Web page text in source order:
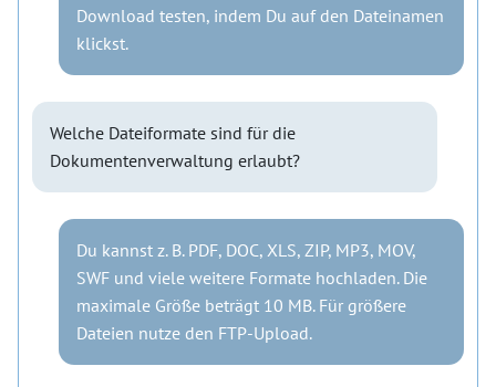
Download testen, indem Du auf den Dateinamen
klickst.
Welche Dateiformate sind für die
Dokumentenverwaltung erlaubt?
Du kannst z. B. PDF, DOC, XLS, ZIP, MP3, MOV,
SWF und viele weitere Formate hochladen. Die
maximale Größe beträgt 10 MB. Für größere
Dateien nutze den FTP-Upload.